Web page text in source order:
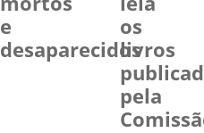
e
desaparecidos
os
livros
pela